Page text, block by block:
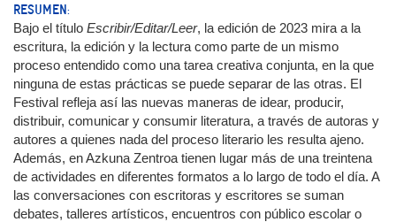
RESUMEN:
Bajo el título Escribir/Editar/Leer, la edición de 2023 mira a la
escritura, la edición y la lectura como parte de un mismo
proceso entendido como una tarea creativa conjunta, en la que
ninguna de estas prácticas se puede separar de las otras. El
Festival refleja así las nuevas maneras de idear, producir,
distribuir, comunicar y consumir literatura, a través de autoras y
autores a quienes nada del proceso literario les resulta ajeno.
Además, en Azkuna Zentroa tienen lugar más de una treintena
de actividades en diferentes formatos a lo largo de todo el día. A
las conversaciones con escritoras y escritores se suman
debates, talleres artísticos, encuentros con público escolar o